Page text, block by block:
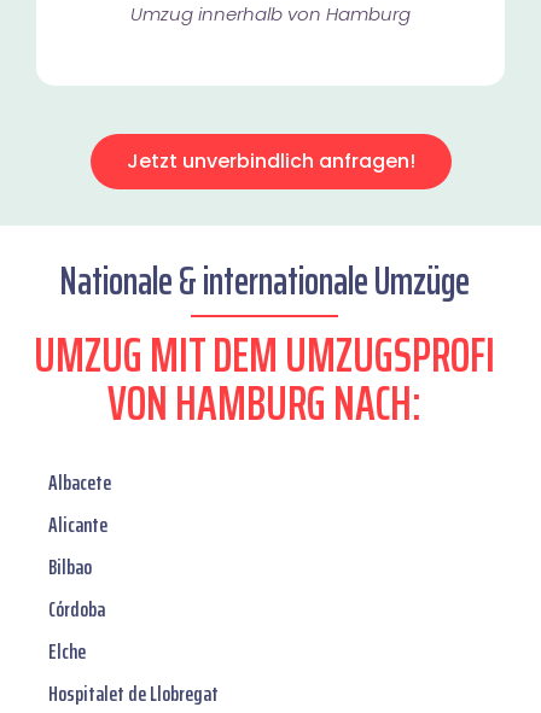
Umzug innerhalb von Hamburg​
Jetzt unverbindlich anfragen!
Nationale & internationale Umzüge
UMZUG MIT DEM UMZUGSPROFI
VON HAMBURG NACH:
Albacete
Alicante
Bilbao
Córdoba
Elche
Hospitalet de Llobregat